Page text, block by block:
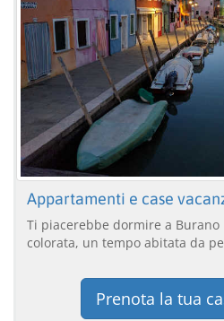
Appartamenti e case
Ti piacerebbe dormire a
colorata, un tempo abitata da
Prenota la tua